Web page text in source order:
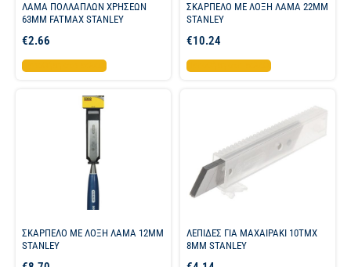
ΛΑΜΑ ΠΟΛΛΑΠΛΩΝ ΧΡΗΣΕΩΝ
63ΜΜ FATMAX STANLEY
€2.66
Προσθήκη στο καλάθι
ΣΚΑΡΠΕΛΟ ΜΕ ΛΟΞΗ ΛΑΜΑ 22MM
STANLEY
€10.24
Προσθήκη στο καλάθι
ΣΚΑΡΠΕΛΟ ΜΕ ΛΟΞΗ ΛΑΜΑ 12MM
STANLEY
ΛΕΠΙΔΕΣ ΓΙΑ ΜΑΧΑΙΡΑΚΙ 10ΤΜΧ
8ΜΜ STANLEY